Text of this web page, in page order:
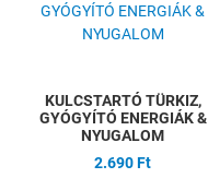
KULCSTARTÓ TÜRKIZ,
GYÓGYÍTÓ ENERGIÁK &
NYUGALOM
2.690 Ft